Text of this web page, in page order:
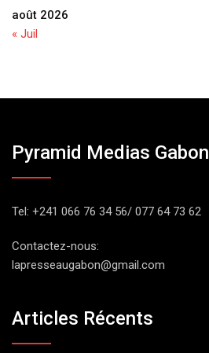
août 2026
« Juil
Pyramid Medias Gabon
Tel: +241 066 76 34 56/ 077 64 73 62
Contactez-nous:
lapresseaugabon@gmail.com
Articles Récents